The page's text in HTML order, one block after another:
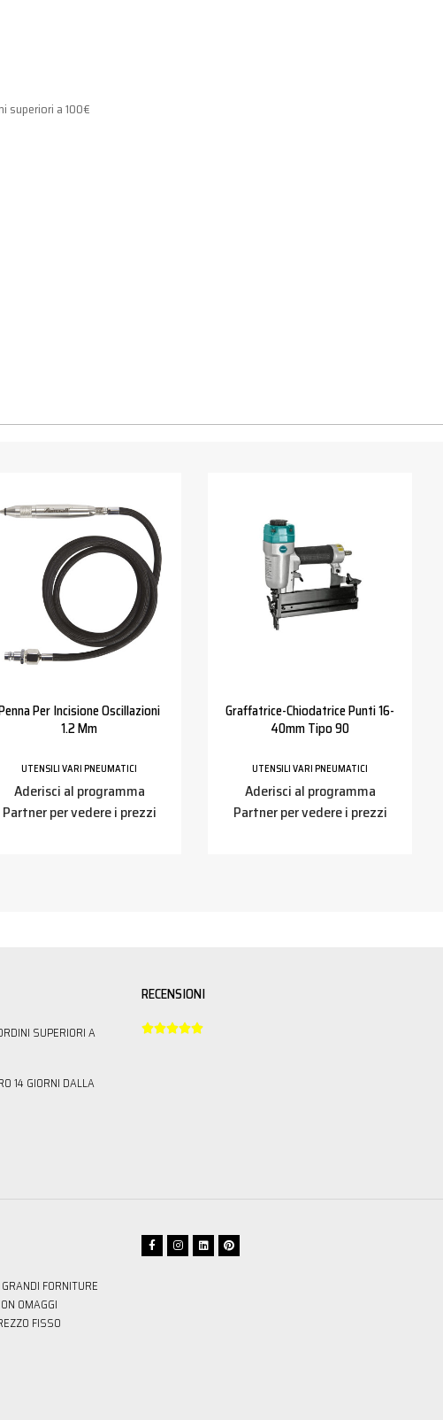
superiori a 100€
Per Incisione Oscillazioni
1.2 Mm
UTENSILI VARI PNEUMATICI
Aderisci al programma
Partner per vedere i prezzi
Graffatrice-Chiodatrice Punti 16-
40mm Tipo 90
UTENSILI VARI PNEUMATICI
Aderisci al programma
Partner per vedere i prezzi
SUPERIORI A
14 GIORNI DALLA
RECENSIONI

FORNITURE
OMAGGI
FISSO